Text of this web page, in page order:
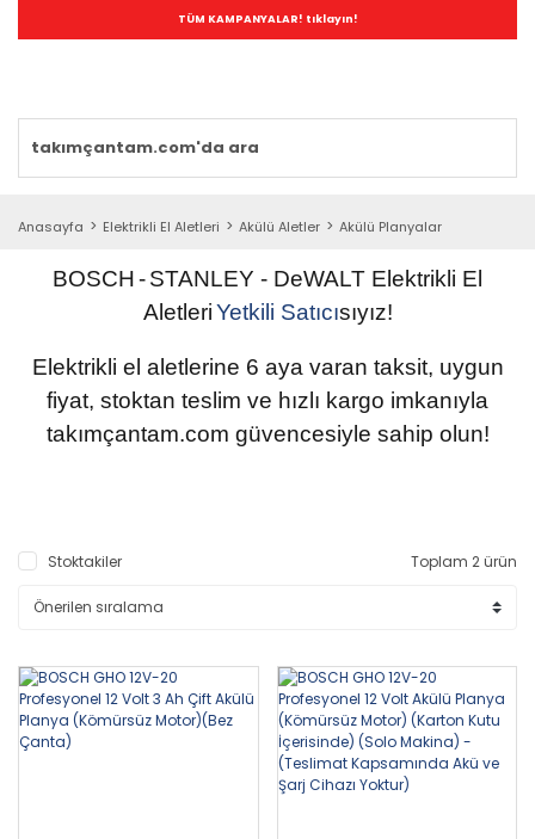
TÜM KAMPANYALAR! tıklayın!
Anasayfa Elektrikli El Aletleri Akülü Aletler Akülü Planyalar
BOSCH-STANLEY - DeWALT Elektrikli El
AletleriYetkili Satıcısıyız!
Elektrikli el aletlerine 6 aya varan taksit, uygun
fiyat, stoktan teslim ve hızlı kargo imkanıyla
takımçantam.com güvencesiyle sahip olun!
Stoktakiler Toplam 2 ürün